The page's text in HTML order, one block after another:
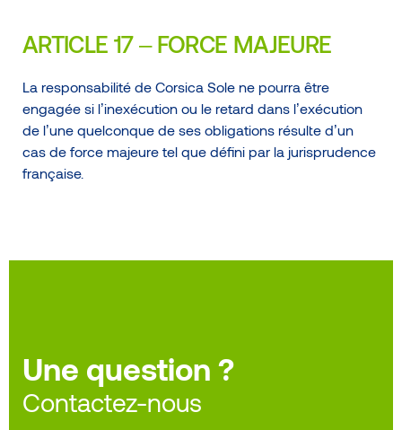
ARTICLE 17 – FORCE MAJEURE
La responsabilité de Corsica Sole ne pourra être
engagée si l’inexécution ou le retard dans l’exécution
de l’une quelconque de ses obligations résulte d’un
cas de force majeure tel que défini par la jurisprudence
française.
Une question ?
Contactez-nous